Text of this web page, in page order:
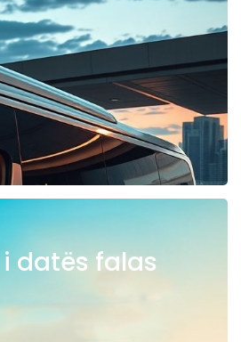
datës falas